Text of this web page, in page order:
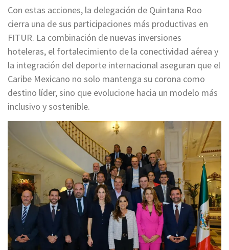
Con estas acciones, la delegación de Quintana Roo
cierra una de sus participaciones más productivas en
FITUR. La combinación de nuevas inversiones
hoteleras, el fortalecimiento de la conectividad aérea y
la integración del deporte internacional aseguran que el
Caribe Mexicano no solo mantenga su corona como
destino líder, sino que evolucione hacia un modelo más
inclusivo y sostenible.